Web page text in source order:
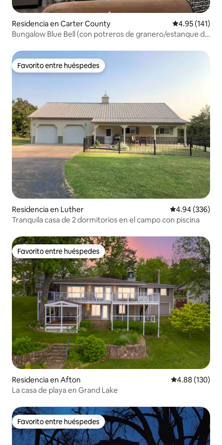
Residencia en Carter County Calificación
4.95 (141)
Bungalow Blue Bell (con potreros de granero/estanque de
Favorito entre huéspedes
Favorito entre huéspedes
Residencia en Luther Calificación
4.94 (336)
Tranquila casa de 2 dormitorios en el campo con piscina
Favorito entre huéspedes
Favorito entre huéspedes
Residencia en Afton Calificación
4.88 (130)
La casa de playa en Grand Lake
Favorito entre huéspedes
Favorito entre huéspedes